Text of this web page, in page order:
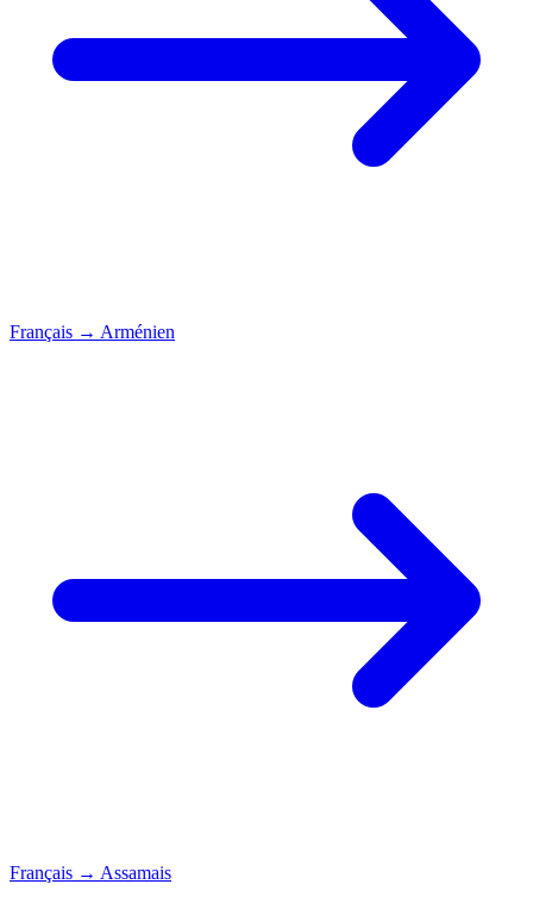
Français → Arménien
Français → Assamais